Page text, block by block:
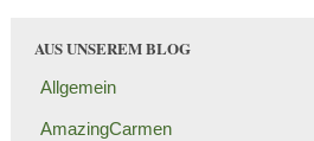
AUS UNSEREM BLOG
Allgemein
AmazingCarmen